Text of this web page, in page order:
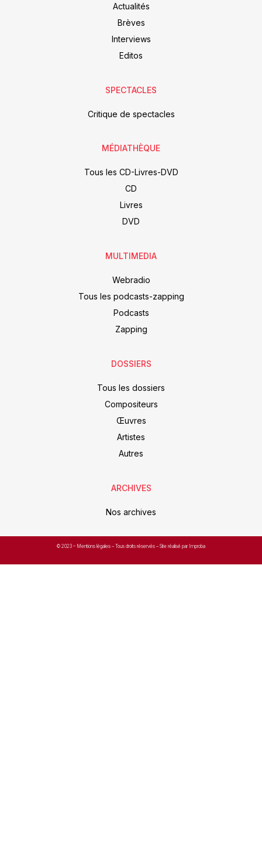
Actualités
Brèves
Interviews
Editos
SPECTACLES
Critique de spectacles
MÉDIATHÈQUE
Tous les CD-Livres-DVD
CD
Livres
DVD
MULTIMEDIA
Webradio
Tous les podcasts-zapping
Podcasts
Zapping
DOSSIERS
Tous les dossiers
Compositeurs
Œuvres
Artistes
Autres
ARCHIVES
Nos archives
© 2023 – Mentions légales – Tous droits réservés – Site réalisé par Improba